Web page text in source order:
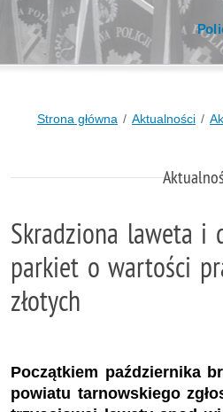
Strona główna Aktualności
Skradziona laweta i
parkiet o wartości
złotych
Początkiem października
powiatu tarnowskiego